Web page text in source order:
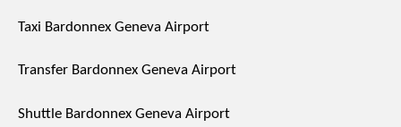
Taxi Bardonnex Geneva Airport
Transfer Bardonnex Geneva Airport
Shuttle Bardonnex Geneva Airport